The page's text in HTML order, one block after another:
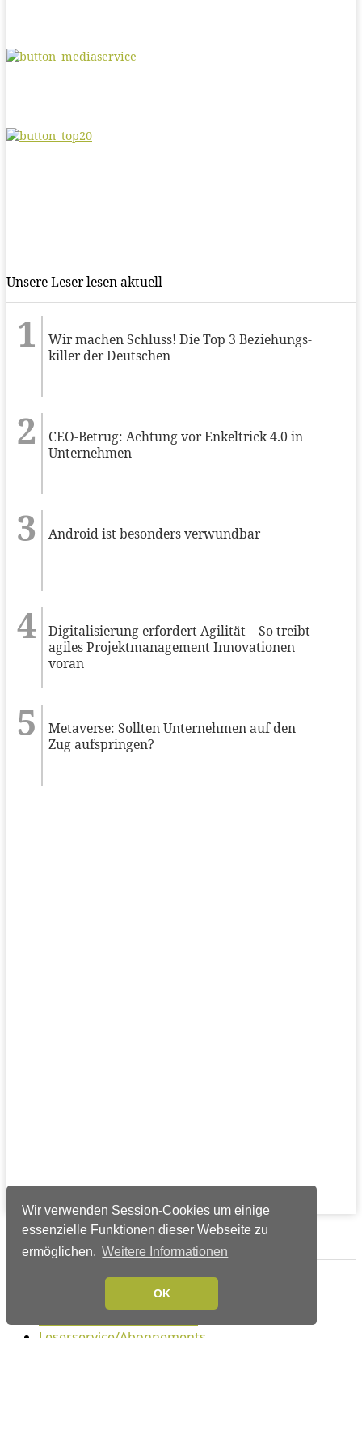
Wir verwenden Session-Cookies um einige
essenzielle Funktionen dieser Webseite zu
ermöglichen. Weitere Informationen
OK
Unsere Leser lesen aktuell
Wir machen Schluss! Die Top 3 Beziehungs-
killer der Deutschen
CEO-Betrug: Achtung vor Enkeltrick 4.0 in
Unternehmen
Android ist besonders verwundbar
Digitalisierung erfordert Agilität – So treibt
agiles Projektmanagement Innovationen
voran
Metaverse: Sollten Unternehmen auf den
Zug aufspringen?
Verlags-Service
Impressum
Datenschutzerklärung
Leserservice/Abonnements